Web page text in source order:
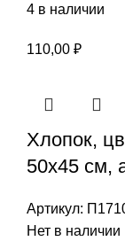
4 в наличии
110,00 ₽
Хлопок,
50х45 см,
Артикул:
Нет в наличии